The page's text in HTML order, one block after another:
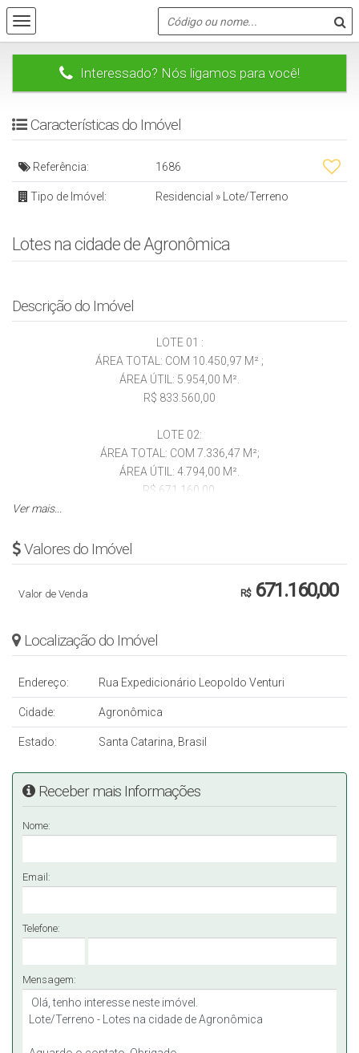
Interessado? Nós ligamos para você!
Características do Imóvel
Referência: 1686
Tipo de Imóvel: Residencial » Lote/Terreno
Lotes na cidade de Agronômica
Descrição do Imóvel
LOTE 01 :
ÁREA TOTAL: COM 10.450,97 M² ;
ÁREA ÚTIL: 5.954,00 M².
R$ 833.560,00
LOTE 02:
ÁREA TOTAL: COM 7.336,47 M²;
ÁREA ÚTIL: 4.794,00 M².
R$ 671.160,00.
ÁREA TOTAL COM 6.092,79 M²;
ÁREA ÚTIL: 5.570,00 M².
IMÓVEL NA REGIÃO DO ALTO VALE OU LITORAL (ITAPEMA,
BALNEÁRIO CAMBORIÚ).
OBS.: VALOR SUJEITO A ALTERAÇÃO SEM AVISO PRÉVIO.
Ver mais...
Valores do Imóvel
R$671.160,00
Valor de Venda
Localização do Imóvel
Endereço: Rua Expedicionário Leopoldo Venturi
Cidade: Agronômica
Estado: Santa Catarina, Brasil
Receber mais Informações
Nome:
Email:
Telefone:
Mensagem: